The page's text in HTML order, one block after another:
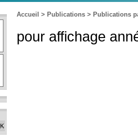
Accueil > Publications > Publications
pour affichage